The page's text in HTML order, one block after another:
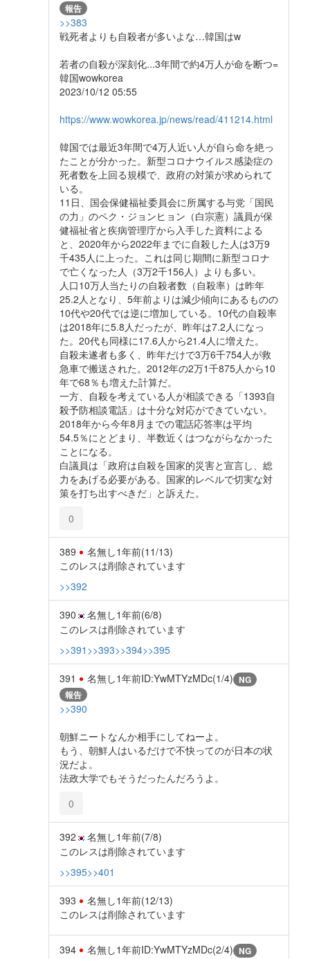
報告
>>383
戦死者よりも自殺者が多いよな…韓国はw
若者の自殺が深刻化...3年間で約4万人が命を断つ=
韓国wowkorea
2023/10/12 05:55
https://www.wowkorea.jp/news/read/411214.html
韓国では最近3年間で4万人近い人が自ら命を絶っ
たことが分かった。新型コロナウイルス感染症の
死者数を上回る規模で、政府の対策が求められて
いる。
11日、国会保健福祉委員会に所属する与党「国民
の力」のペク・ジョンヒョン（白宗憲）議員が保
健福祉省と疾病管理庁から入手した資料による
と、2020年から2022年までに自殺した人は3万9
千435人に上った。これは同じ期間に新型コロナ
で亡くなった人（3万2千156人）よりも多い。
人口10万人当たりの自殺者数（自殺率）は昨年
25.2人となり、5年前よりは減少傾向にあるものの
10代や20代では逆に増加している。10代の自殺率
は2018年に5.8人だったが、昨年は7.2人になっ
た。20代も同様に17.6人から21.4人に増えた。
自殺未遂者も多く、昨年だけで3万6千754人が救
急車で搬送された。2012年の2万1千875人から10
年で68％も増えた計算だ。
一方、自殺を考えている人が相談できる「1393自
殺予防相談電話」は十分な対応ができていない。
2018年から今年8月までの電話応答率は平均
54.5％にとどまり、半数近くはつながらなかった
ことになる。
白議員は「政府は自殺を国家的災害と宣言し、総
力をあげる必要がある。国家的レベルで切実な対
策を打ち出すべきだ」と訴えた。
0
389 名無し1年前(11/13)
このレスは削除されています
>>392
390 名無し1年前(6/8)
このレスは削除されています
>>391 >>393>>394>>395
391 名無し1年前ID:YwMTYzMDc(1/4) NG
報告
>>390
朝鮮ニートなんか相手にしてねーよ。
もう、朝鮮人はいるだけで不快ってのが日本の状
況だよ。
法政大学でもそうだったんだろうよ。
0
392 名無し1年前(7/8)
このレスは削除されています
>>395>>401
393 名無し1年前(12/13)
このレスは削除されています
394 名無し1年前ID:YwMTYzMDc(2/4) NG